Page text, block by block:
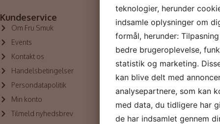
Kundeservice
Om Fru Smuk
Events
Kontakt os
Handelsbetingelser
Persondatapolitik
Min konto
Tilmeld nyhedsbrev
teknologier, herunder
indsamle oplysninger om
formål, herunder:
bedre brugeroplevelse,
statistik og marketing.
kan blive delt med
analysepartnere, som kan
med data, du tidligere har
de har indsamlet gennem